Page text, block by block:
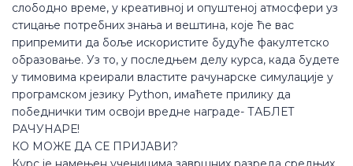
слободно време, у креативној и опуштеној атмосфери уз
стицање потребних знања и вештина, које ће вас
припремити да боље искористите будуће факултетско
образовање. Уз то, у последњем делу курса, када будете
у тимовима креирали властите рачунарске симулације у
програмском језику Python, имаћете прилику да
победнички тим освоји вредне награде- ТАБЛЕТ
РАЧУНАРЕ!
КО МОЖЕ ДА СЕ ПРИЈАВИ?